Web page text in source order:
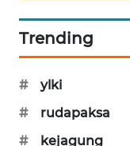
Trending
#
ylki
#
rudapaksa
#
kejagung
HUMBANG
NEWS
GARONGGANG
FISUELRI